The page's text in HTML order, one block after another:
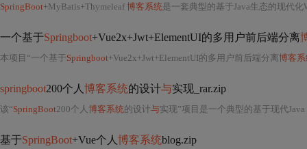
SpringBoot+MyBatis+Thymeleaf 博客系统是一套典型的基于Java生态的现代化
一个基于Springboot+Vue2x+Jwt+ElementUI的多用户前后端分离
本项目“一个基于Springboot+Vue2x+Jwt+ElementUI的多用户前后端分离博客
springboot200个人 博客系统的设计与实现_rar.zip
该“SpringBoot200个人 博客系统的设计与实现”项目是一个典型的基于现代Java
基于SpringBoot+Vue个人 博客系统blog.zip